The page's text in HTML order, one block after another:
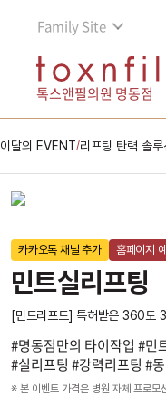
Family Site
톡스앤필의원 명동점
이달의 EVENT/리프팅 탄력 솔루
카카오톡 채널 추가 홈페이지
민트실리프팅
[민트리프트] 특허받은 360도
#명동점만의 타이작업 #민
#실리프팅 #강력리프팅 #
※ 본 이벤트 가격은 병원 자체 프로모